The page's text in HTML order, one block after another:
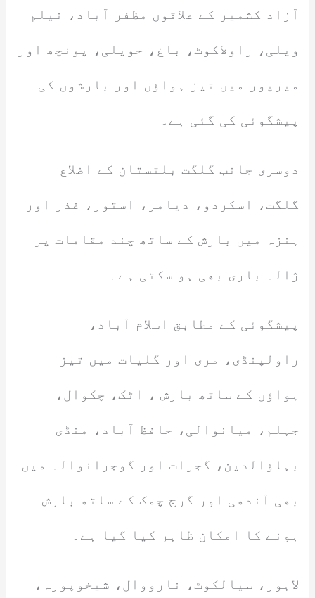
آزاد کشمیر کے علاقوں مظفر آباد، نیلم
ویلی، راولاکوٹ، باغ، حویلی، پونچھ اور
میرپور میں تیز ہواؤں اور بارشوں کی
پیشگوئی کی گئی ہے۔
دوسری جانب گلگت بلتستان کے اضلاع
گلگت، اسکردو، دیامر، استور، غذر اور
ہنزہ میں بارش کے ساتھ چند مقامات پر
ژالہ باری بھی ہو سکتی ہے۔
پیشگوئی کے مطابق اسلام آباد،
راولپنڈی، مری اور گلیات میں تیز
ہواؤں کے ساتھ بارش ، اٹک، چکوال،
جہلم، میانوالی، حافظ آباد، منڈی
بہاؤالدین، گجرات اور گوجرانوالہ میں
بھی آندھی اور گرج چمک کے ساتھ بارش
ہونے کا امکان ظاہر کیا گیا ہے۔
لاہور، سیالکوٹ، نارووال، شیخوپورہ،